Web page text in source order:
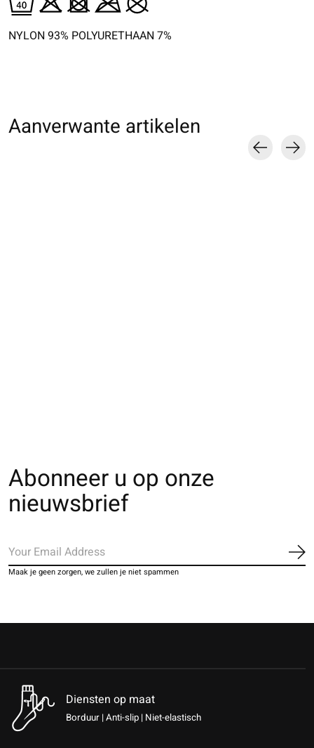
NYLON 93% POLYURETHAAN 7%
Aanverwante artikelen
Abonneer u op onze
nieuwsbrief
Maak je geen zorgen, we zullen je niet spammen
Diensten op maat
Borduur | Anti-slip | Niet-elastisch